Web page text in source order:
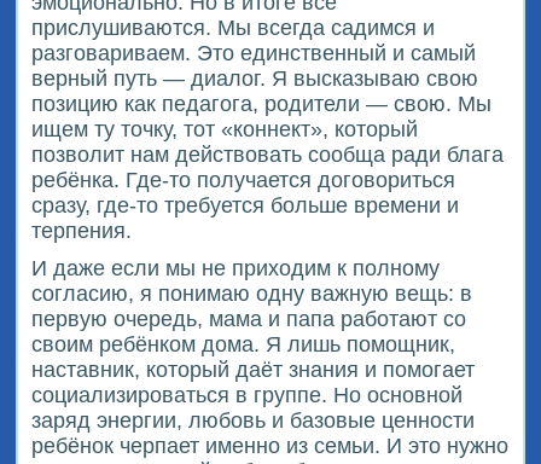
прислушиваются. Мы всегда садимся и
разговариваем. Это единственный и самый
верный путь — диалог. Я высказываю свою
позицию как педагога, родители — свою. Мы
ищем ту точку, тот «коннект», который
позволит нам действовать сообща ради блага
ребёнка. Где-то получается договориться
сразу, где-то требуется больше времени и
терпения.
И даже если мы не приходим к полному
согласию, я понимаю одну важную вещь: в
первую очередь, мама и папа работают со
своим ребёнком дома. Я лишь помощник,
наставник, который даёт знания и помогает
социализироваться в группе. Но основной
заряд энергии, любовь и базовые ценности
ребёнок черпает именно из семьи. И это нужно